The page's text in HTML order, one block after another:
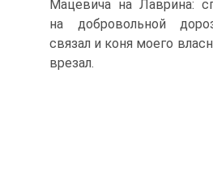
Мацевича на Лаврина:
на добровольной
связал и коня моего
врезал.